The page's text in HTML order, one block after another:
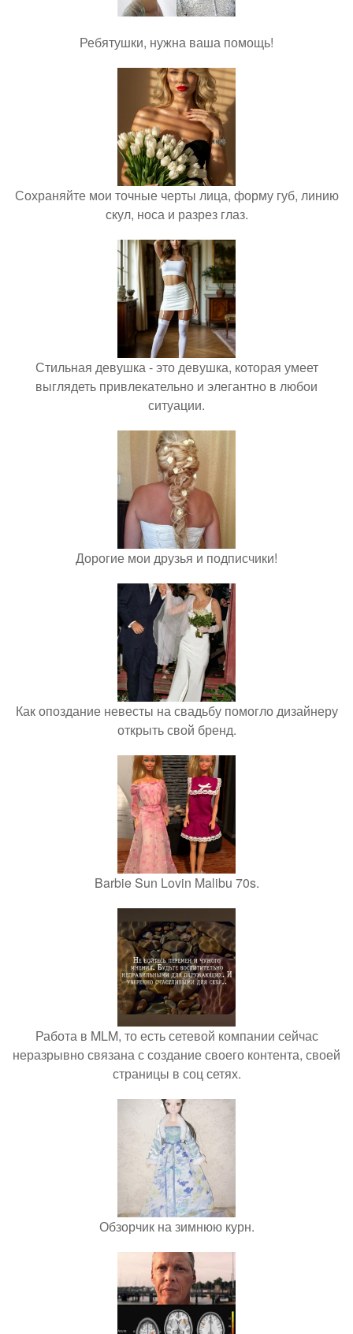
Ребятушки, нужна ваша помощь!
Сохраняйте мои точные черты лица, форму губ, линию
скул, носа и разрез глаз.
Стильная девушка - это девушка, которая умеет
выглядеть привлекательно и элегантно в любои
ситуации.
Дорогие мои друзья и подписчики!
Как опоздание невесты на свадьбу помогло дизайнеру
открыть свой бренд.
Barbie Sun Lovin Malibu 70s.
Работа в MLM, то есть сетевой компании сейчас
неразрывно связана с создание своего контента, своей
страницы в соц сетях.
Обзорчик на зимнюю курн.